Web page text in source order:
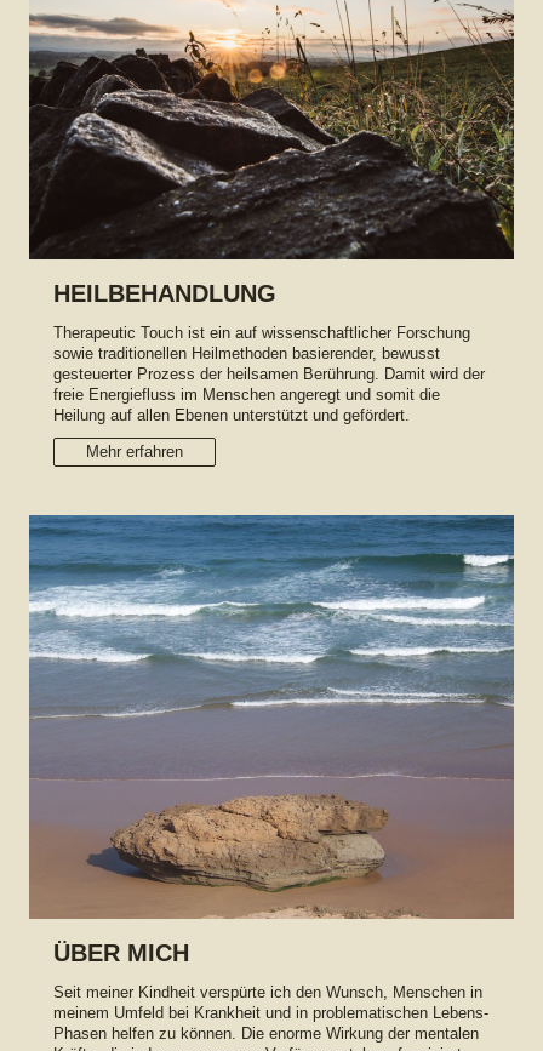
HEILBEHANDLUNG
Therapeutic Touch ist ein auf wissenschaftlicher Forschung
sowie traditionellen Heilmethoden basierender, bewusst
gesteuerter Prozess der heilsamen Berührung. Damit wird der
freie Energiefluss im Menschen angeregt und somit die
Heilung auf allen Ebenen unterstützt und gefördert.
Mehr erfahren
ÜBER MICH
Seit meiner Kindheit verspürte ich den Wunsch, Menschen in
meinem Umfeld bei Krankheit und in problematischen Lebens-
Phasen helfen zu können. Die enorme Wirkung der mentalen